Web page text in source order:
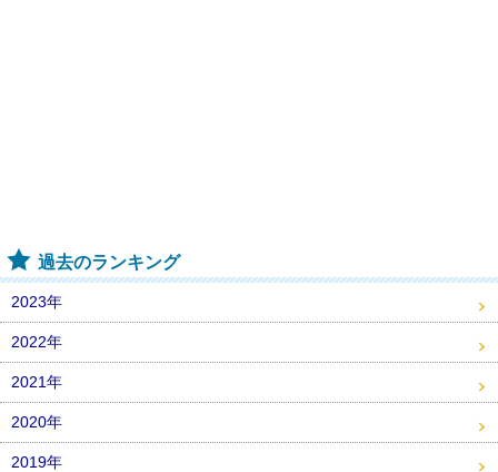
過去のランキング
2023年
2022年
2021年
2020年
2019年